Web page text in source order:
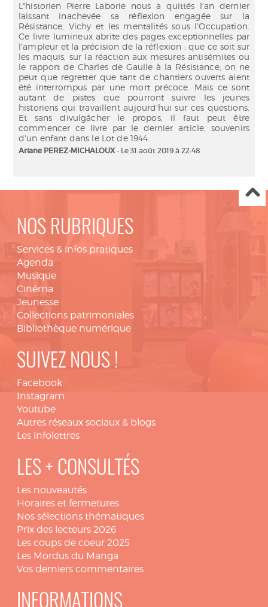
L"historien Pierre Laborie nous a quittés l'an dernier
laissant inachevée sa réflexion engagée sur la
Résistance, Vichy et les mentalités sous l'Occupation.
Ce livre lumineux abrite des pages exceptionnelles par
l'ampleur et la précision de la réflexion : que ce soit sur
les maquis, sur la réaction aux mesures antisémites ou
le rapport de Charles de Gaulle à la Résistance, on ne
peut que regretter que tant de chantiers ouverts aient
été interrompus par une mort précoce. Mais ce sont
autant de pistes que pourront suivre les jeunes
historiens qui travaillent aujourd'hui sur ces questions.
Et sans divulgâcher le propos, il faut peut être
commencer ce livre par le dernier article, souvenirs
d'un enfant dans le Lot de 1944.
Ariane PEREZ-MICHALOUX- Le 31 août 2019 à 22:48
NOS RUBRIQUES
Services & infos pratiques
Agenda
Musique
Cinéma
Jeunesse
Collections patrimoniales
Bibliothèque numérique
SUIVEZ NOUS !
Facebook
Instagram
Youtube
Autres réseaux sociaux & blogs
Les infolettres
LES + CONSULTÉS
Les nouveautés
Horaires et fermetures
Nos sélections thématiques
Prix des lecteurs 2026
Les coups de coeur 2025
Les Mordus du Manga
Vos derniers commentaires
INFORMATIONS